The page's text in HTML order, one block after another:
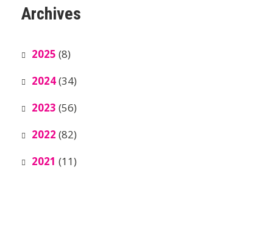
Archives
2025 (8)
2024(34)
2023 (56)
2022 (82)
2021 (11)